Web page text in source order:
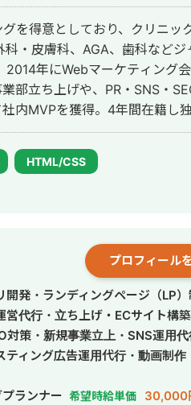
を得意としており、クリニッ
・皮膚科、AGA、歯科などジ
部立ち上げや、PR・SNS・
MVPを獲得。4年間在籍し独立。
ンドエンジニア兼総合Webマ
グ会社を創設し、法人として
HTML/CSS
プロフィール
発・ランディングページ（LP）
代行・立ち上げ・ECサイト構
対策・新規事業立上・SNS運用
ティング広告運用代行・動画制作
ランナー 希望時給単価 30,000